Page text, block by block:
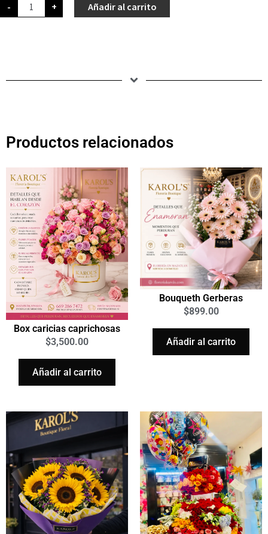
- + Añadir al carrito
Productos relacionados
Box caricias caprichosas
$3,500.00
Añadir al carrito
Bouqueth Gerberas
$899.00
Añadir al carrito